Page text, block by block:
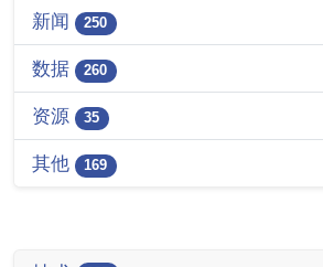
新闻 250
数据 260
资源 35
其他 169